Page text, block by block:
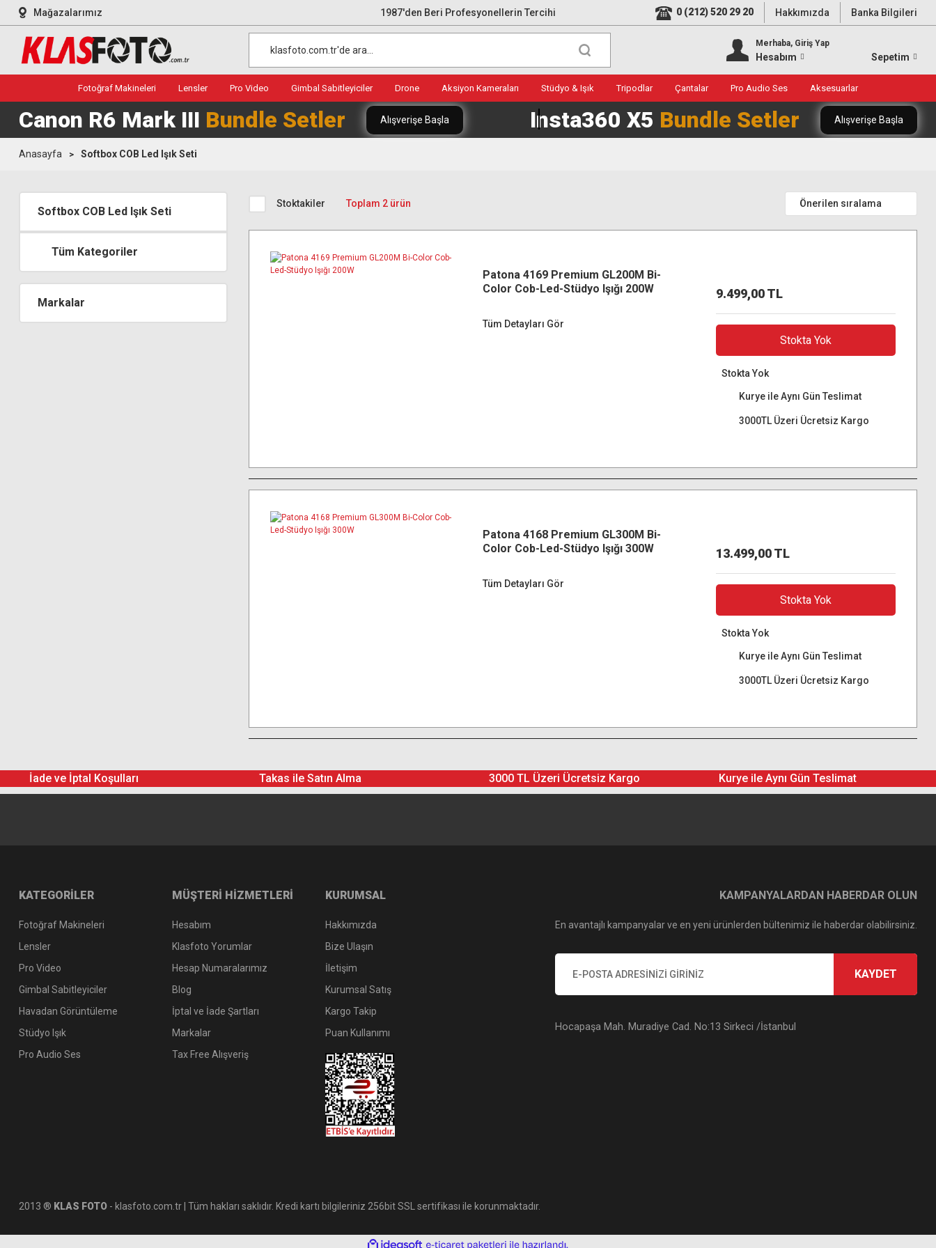
Mağazalarımız 1987'den Beri Profesyonellerin Tercihi 0 (212) 520 29 20 Hakkımızda Banka Bilgileri
Merhaba, Giriş Yap
Hesabım Sepetim
Fotoğraf Makineleri Lensler Pro Video Gimbal Sabitleyiciler Drone Aksiyon Kameraları Stüdyo & Işık Tripodlar Çantalar Pro Audio Ses Aksesuarlar
Canon R6 Mark III Bundle Setler Alışverişe Başla Insta360 X5 Bundle Setler Alışverişe Başla
Anasayfa Softbox COB Led Işık Seti
Softbox COB Led Işık Seti
Tüm Kategoriler
Markalar
Stoktakiler Toplam 2 ürün
Patona 4169 Premium GL200M Bi-
Color Cob-Led-Stüdyo Işığı 200W
Tüm Detayları Gör
9.499,00 TL
Stokta Yok
Stokta Yok
Kurye ile Aynı Gün Teslimat
3000TL Üzeri Ücretsiz Kargo
Patona 4168 Premium GL300M Bi-
Color Cob-Led-Stüdyo Işığı 300W
Tüm Detayları Gör
13.499,00 TL
Stokta Yok
Stokta Yok
Kurye ile Aynı Gün Teslimat
3000TL Üzeri Ücretsiz Kargo
İade ve İptal Koşulları Takas ile Satın Alma 3000 TL Üzeri Ücretsiz Kargo Kurye ile Aynı Gün Teslimat
KATEGORİLER
Fotoğraf Makineleri
Lensler
Pro Video
Gimbal Sabitleyiciler
Havadan Görüntüleme
Stüdyo Işık
Pro Audio Ses
MÜŞTERİ HİZMETLERİ
Hesabım
Klasfoto Yorumlar
Hesap Numaralarımız
Blog
İptal ve İade Şartları
Markalar
Tax Free Alışveriş
KURUMSAL
Hakkımızda
Bize Ulaşın
İletişim
Kurumsal Satış
Kargo Takip
Puan Kullanımı
KAMPANYALARDAN HABERDAR OLUN
En avantajlı kampanyalar ve en yeni ürünlerden bültenimiz ile haberdar olabilirsiniz.
KAYDET
Hocapaşa Mah. Muradiye Cad. No:13 Sirkeci /İstanbul
2013 ® KLAS FOTO - klasfoto.com.tr | Tüm hakları saklıdır. Kredi kartı bilgileriniz 256bit SSL sertifikası ile korunmaktadır.
ideasoft e-